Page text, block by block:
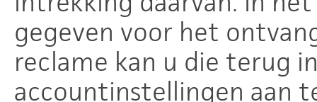
gegeven voor het
reclame kan u die terug
accountinstellingen aan